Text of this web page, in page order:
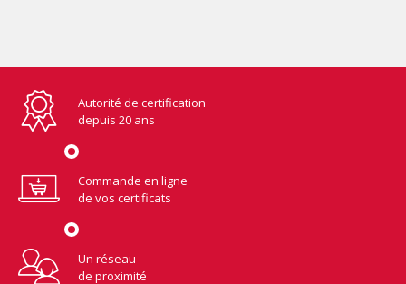
Autorité de certification
depuis 20 ans
Commande en ligne
de vos certificats
Un réseau
de proximité